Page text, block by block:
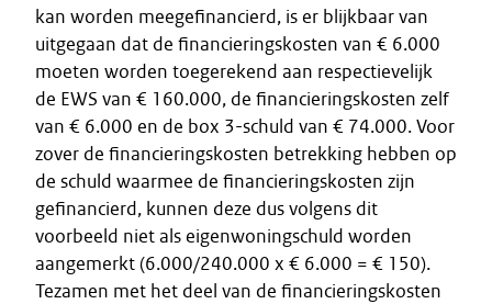
kan worden meegefinancierd, is er blijkbaar van
uitgegaan dat de financieringskosten van € 6.000
moeten worden toegerekend aan respectievelijk
de EWS van € 160.000, de financieringskosten zelf
van € 6.000 en de box 3-schuld van € 74.000. Voor
zover de financieringskosten betrekking hebben op
de schuld waarmee de financieringskosten zijn
gefinancierd, kunnen deze dus volgens dit
voorbeeld niet als eigenwoningschuld worden
aangemerkt (6.000/240.000 x € 6.000 = € 150).
Tezamen met het deel van de financieringskosten